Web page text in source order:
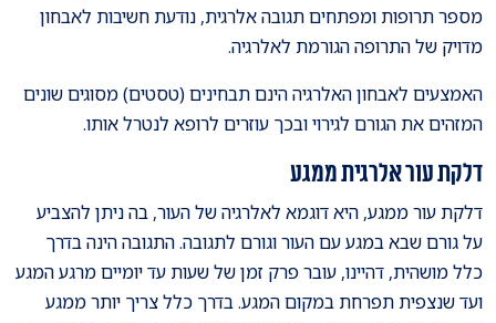
מספר תרופות ומפתחים תגובה אלרגית, נודעת חשיבות לאבחון
מדויק של התרופה הגורמת לאלרגיה.
האמצעים לאבחון האלרגיה הינם תבחינים (טסטים) מסוגים שונים
המזהים את הגורם לגירוי ובכך עוזרים לרופא לנטרל אותו.
דלקת עור אלרגית ממגע
דלקת עור ממגע, היא דוגמא לאלרגיה של העור, בה ניתן להצביע
על גורם שבא במגע עם העור וגורם לתגובה. התגובה הינה בדרך
כלל מושהית, דהיינו, עובר פרק זמן של שעות עד יומיים מרגע המגע
ועד שנצפית תפרחת במקום המגע. בדרך כלל צריך יותר ממגע